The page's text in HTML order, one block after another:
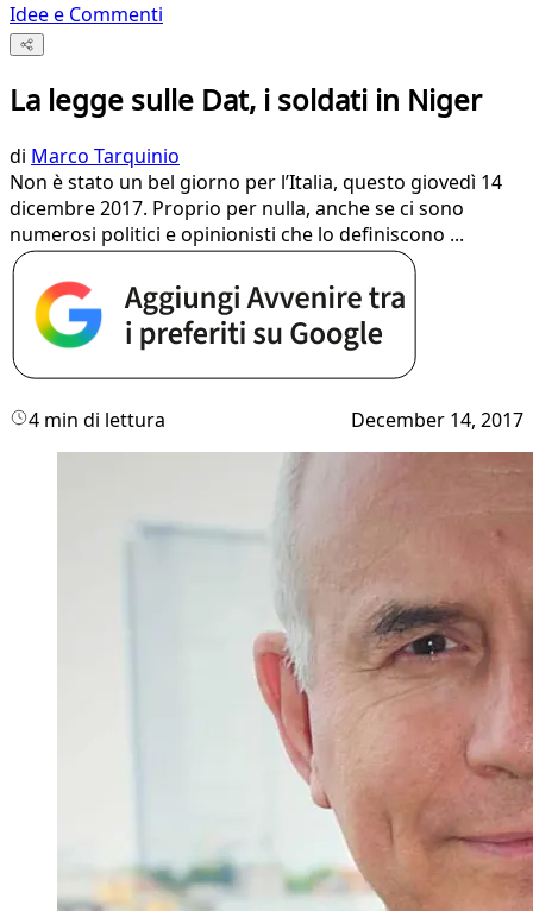
Idee e Commenti
La legge sulle Dat, i soldati in Niger
di Marco Tarquinio
Non è stato un bel giorno per l’Italia, questo giovedì 14
dicembre 2017. Proprio per nulla, anche se ci sono
numerosi politici e opinionisti che lo definiscono ...
4 min di lettura December 14, 2017